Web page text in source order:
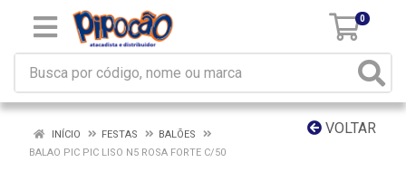
0
VOLTAR
INÍCIO FESTAS
BALÕES
BALAO PIC PIC LISO N5 ROSA FORTE C/50